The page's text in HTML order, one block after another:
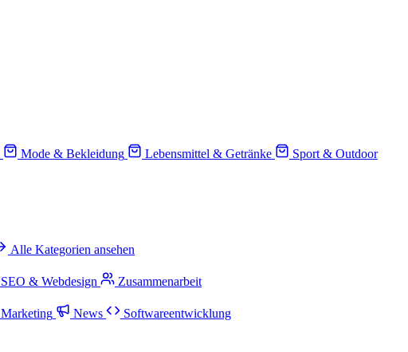
Mode & Bekleidung Lebensmittel & Getränke
Sport & Outdoor
Alle Kategorien ansehen
SEO & Webdesign
Zusammenarbeit
Marketing News
Softwareentwicklung